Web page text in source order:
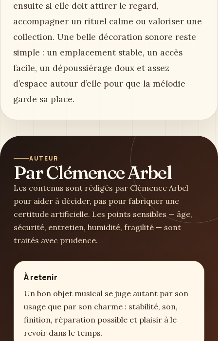
ensuite si elle doit attirer le regard,
accompagner un rituel calme ou valoriser une
collection. Une belle décoration sonore reste
simple : un emplacement stable, un accès
facile, un dépoussiérage doux et assez
d’espace autour d’elle pour que la mélodie
garde sa place.
AUTEUR
Par Clémence Arbel
Les contenus sont rédigés par Clémence Arbel
pour aider à décider, pas pour fabriquer une
certitude artificielle. Les points sensibles — âge,
sécurité, entretien, humidité, fragilité — sont
traités avec prudence.
À retenir
Un bon objet musical se juge autant par son
usage que par son charme : stabilité, son,
finition, réparation possible et plaisir à le
revoir dans le temps.